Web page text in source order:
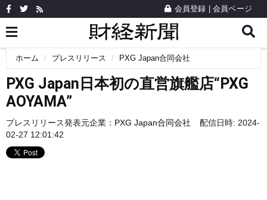
会員登録 会員ページ
ホーム プレスリリース PXG Japan合同会社
PXG Japan日本初の直営旗艦店“PXG
AOYAMA”
プレスリリース発表元企業： PXG Japan合同会社
配信日時: 2024-
02-27 12:01:42